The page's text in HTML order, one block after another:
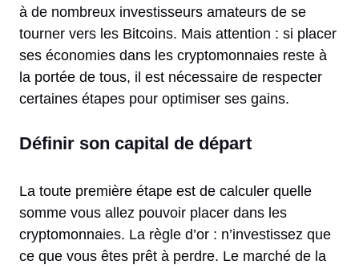
à de nombreux investisseurs amateurs de se
tourner vers les Bitcoins. Mais attention : si placer
ses économies dans les cryptomonnaies reste à
la portée de tous, il est nécessaire de respecter
certaines étapes pour optimiser ses gains.
Définir son capital de départ
La toute première étape est de calculer quelle
somme vous allez pouvoir placer dans les
cryptomonnaies. La règle d’or : n’investissez que
ce que vous êtes prêt à perdre. Le marché de la